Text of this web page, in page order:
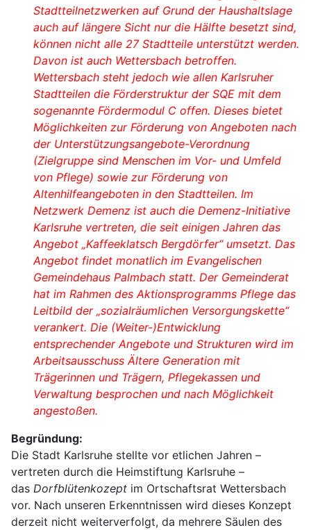
Stadtteilnetzwerken auf Grund der Haushaltslage
auch auf längere Sicht nur die Hälfte besetzt sind,
können nicht alle 27 Stadtteile unterstützt werden.
Davon ist auch Wettersbach betroffen.
Wettersbach steht jedoch wie allen Karlsruher
Stadtteilen die Förderstruktur der SQE mit dem
sogenannte Fördermodul C offen. Dieses bietet
Möglichkeiten zur Förderung von Angeboten nach
der Unterstützungsangebote-Verordnung
(Zielgruppe sind Menschen im Vor- und Umfeld
von Pflege) sowie zur Förderung von
Altenhilfeangeboten in den Stadtteilen. Im
Netzwerk Demenz ist auch die Demenz-Initiative
Karlsruhe vertreten, die seit einigen Jahren das
Angebot „Kaffeeklatsch Bergdörfer“ umsetzt. Das
Angebot findet monatlich im Evangelischen
Gemeindehaus Palmbach statt. Der Gemeinderat
hat im Rahmen des Aktionsprogramms Pflege das
Leitbild der „sozialräumlichen Versorgungskette“
verankert. Die (Weiter-)Entwicklung
entsprechender Angebote und Strukturen wird im
Arbeitsausschuss Ältere Generation mit
Trägerinnen und Trägern, Pflegekassen und
Verwaltung besprochen und nach Möglichkeit
angestoßen.
Begründung:
Die Stadt Karlsruhe stellte vor etlichen Jahren –
vertreten durch die Heimstiftung Karlsruhe –
das Dorfblütenkozept im Ortschaftsrat Wettersbach
vor. Nach unseren Erkenntnissen wird dieses Konzept
derzeit nicht weiterverfolgt, da mehrere Säulen des